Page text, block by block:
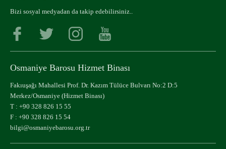
Bizi sosyal medyadan da takip edebilirsiniz..
Osmaniye Barosu Hizmet Binası
Fakıuşağı Mahallesi Prof. Dr. Kazım Tülüce Bulvarı No:2 D:5
Merkez/Osmaniye (Hizmet Binası)
T : +90 328 826 15 55
F : +90 328 826 15 54
bilgi@osmaniyebarosu.org.tr